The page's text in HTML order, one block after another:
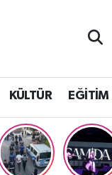
KÜLTÜR EĞİTİM